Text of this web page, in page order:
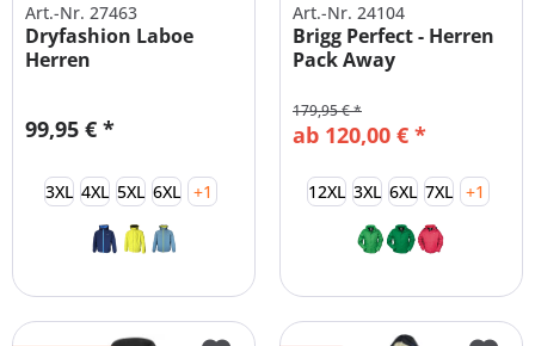
Art.-Nr. 27463
Dryfashion Laboe
Herren
99,95 € *
3XL 4XL 5XL 6XL +1
Art.-Nr. 24104
Brigg Perfect - Herren
Pack Away
ab 120,00 € *
179,95 € *
12XL 3XL 6XL 7XL +1